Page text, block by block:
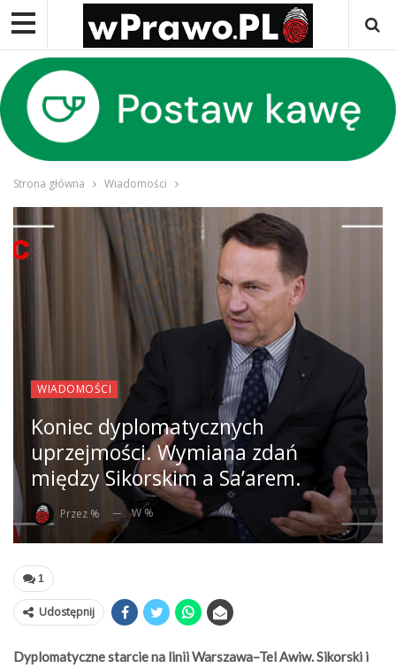
Strona główna Wiadomości
WIADOMOŚCI
Koniec dyplomatycznych
uprzejmości. Wymiana zdań
między Sikorskim a Sa’arem.
Przez % W %
1
Udostępnij
Dyplomatyczne starcie na linii Warszawa–Tel Awiw. Sikorski i